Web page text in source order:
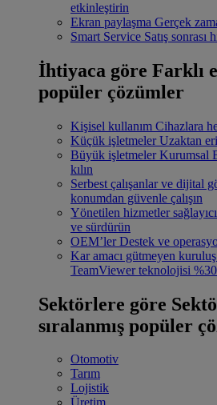
etkinleştirin
Ekran paylaşma Gerçek
Smart Service Satış sonrası
İhtiyaca göre Farklı
popüler çözümler
Kişisel kullanım Cihazlara
Küçük işletmeler Uzaktan
Büyük işletmeler Kurumsal
kılın
Serbest çalışanlar ve dijital
konumdan güvenle çalışın
Yönetilen hizmetler
ve sürdürün
OEM’ler Destek ve
Kar amacı gütmeyen
TeamViewer teknolojisi
Sektörlere göre
sıralanmış popüler
Otomotiv
Tarım
Lojistik